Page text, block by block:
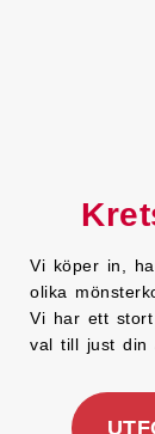
Vi köper in,
olika
Vi har ett
val till just din